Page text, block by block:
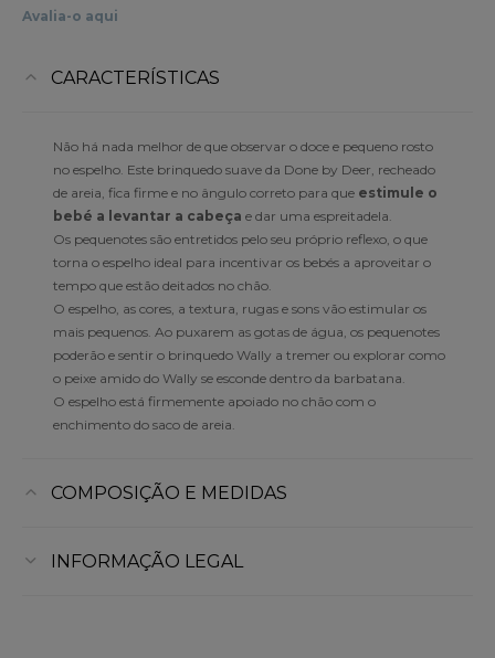
Avalia-o aqui
CARACTERÍSTICAS
Não há nada melhor de que observar o doce e pequeno rosto
no espelho. Este brinquedo suave da Done by Deer, recheado
de areia, fica firme e no ângulo correto para que estimule o
bebé a levantar a cabeça e dar uma espreitadela.
Os pequenotes são entretidos pelo seu próprio reflexo, o que
torna o espelho ideal para incentivar os bebés a aproveitar o
tempo que estão deitados no chão.
O espelho, as cores, a textura, rugas e sons vão estimular os
mais pequenos. Ao puxarem as gotas de água, os pequenotes
poderão e sentir o brinquedo Wally a tremer ou explorar como
o peixe amido do Wally se esconde dentro da barbatana.
O espelho está firmemente apoiado no chão com o
enchimento do saco de areia.
COMPOSIÇÃO E MEDIDAS
INFORMAÇÃO LEGAL